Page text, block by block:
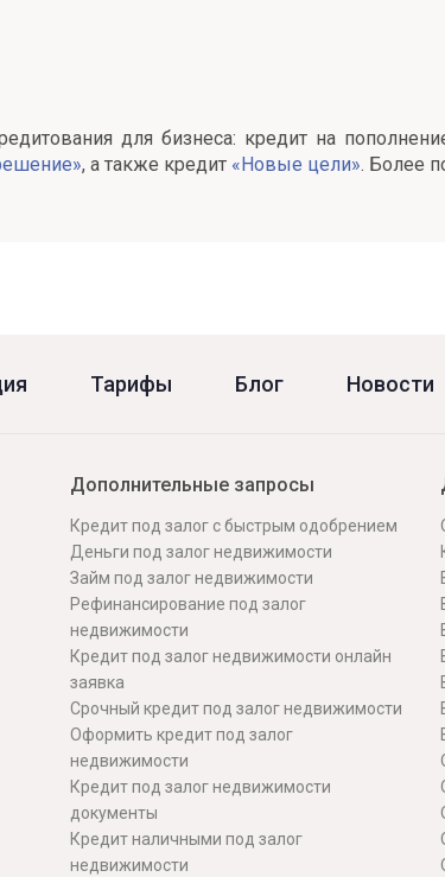
для бизнеса: кредит на
, а также кредит «Новые цели». Более
Тарифы Блог Новости
Дополнительные запросы
Кредит под залог с быстрым одобрением
Деньги под залог недвижимости
Займ под залог недвижимости
Рефинансирование под залог
недвижимости
Кредит под залог недвижимости онлайн
заявка
Срочный кредит под залог недвижимости
Оформить кредит под залог
недвижимости
Кредит под залог недвижимости
документы
Кредит наличными под залог
недвижимости